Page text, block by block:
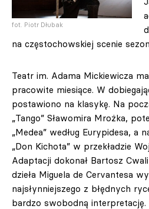
fot. Piotr Dłubak
na częstochowskiej scenie
Teatr im. Adama Mickiewicza
pracowite miesiące. W
postawiono na klasykę. Na
„Tango” Sławomira Mrożka,
„Medea” według Eurypidesa, a
„Don Kichota” w przekładzie
Adaptacji dokonał Bartosz
dzieła Miguela de Cervantesa
najsłynniejszego z błędnych
bardzo swobodną interpretację.